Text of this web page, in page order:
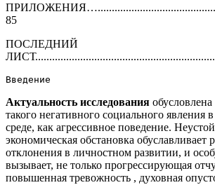
85
ПОСЛЕДНИЙ
Введение
Актуальность исследования
такого негативного социального явления
среде, как агрессивное поведение.
экономическая обстановка обуславливает
отклонения в личностном развитии, и
вызывает, не только прогрессирующая
повышенная тревожность , духовная